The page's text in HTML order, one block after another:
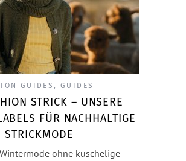
GUIDES, GUIDES
STRICK – UNSERE
FÜR NACHHALTIGE
STRICKMODE
ohne kuschelige